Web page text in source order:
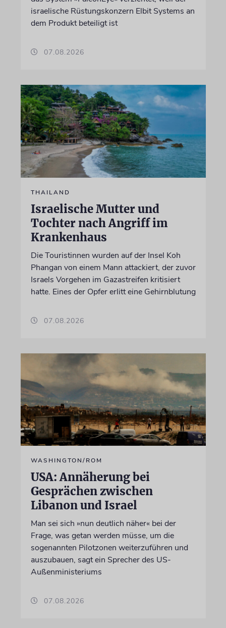
israelische Rüstungskonzern Elbit Systems an
dem Produkt beteiligt ist
07.08.2026
THAILAND
Israelische Mutter und
Tochter nach Angriff im
Krankenhaus
Die Touristinnen wurden auf der Insel Koh
Phangan von einem Mann attackiert, der zuvor
Israels Vorgehen im Gazastreifen kritisiert
hatte. Eines der Opfer erlitt eine Gehirnblutung
07.08.2026
WASHINGTON/ROM
USA: Annäherung bei
Gesprächen zwischen
Libanon und Israel
Man sei sich »nun deutlich näher« bei der
Frage, was getan werden müsse, um die
sogenannten Pilotzonen weiterzuführen und
auszubauen, sagt ein Sprecher des US-
Außenministeriums
07.08.2026